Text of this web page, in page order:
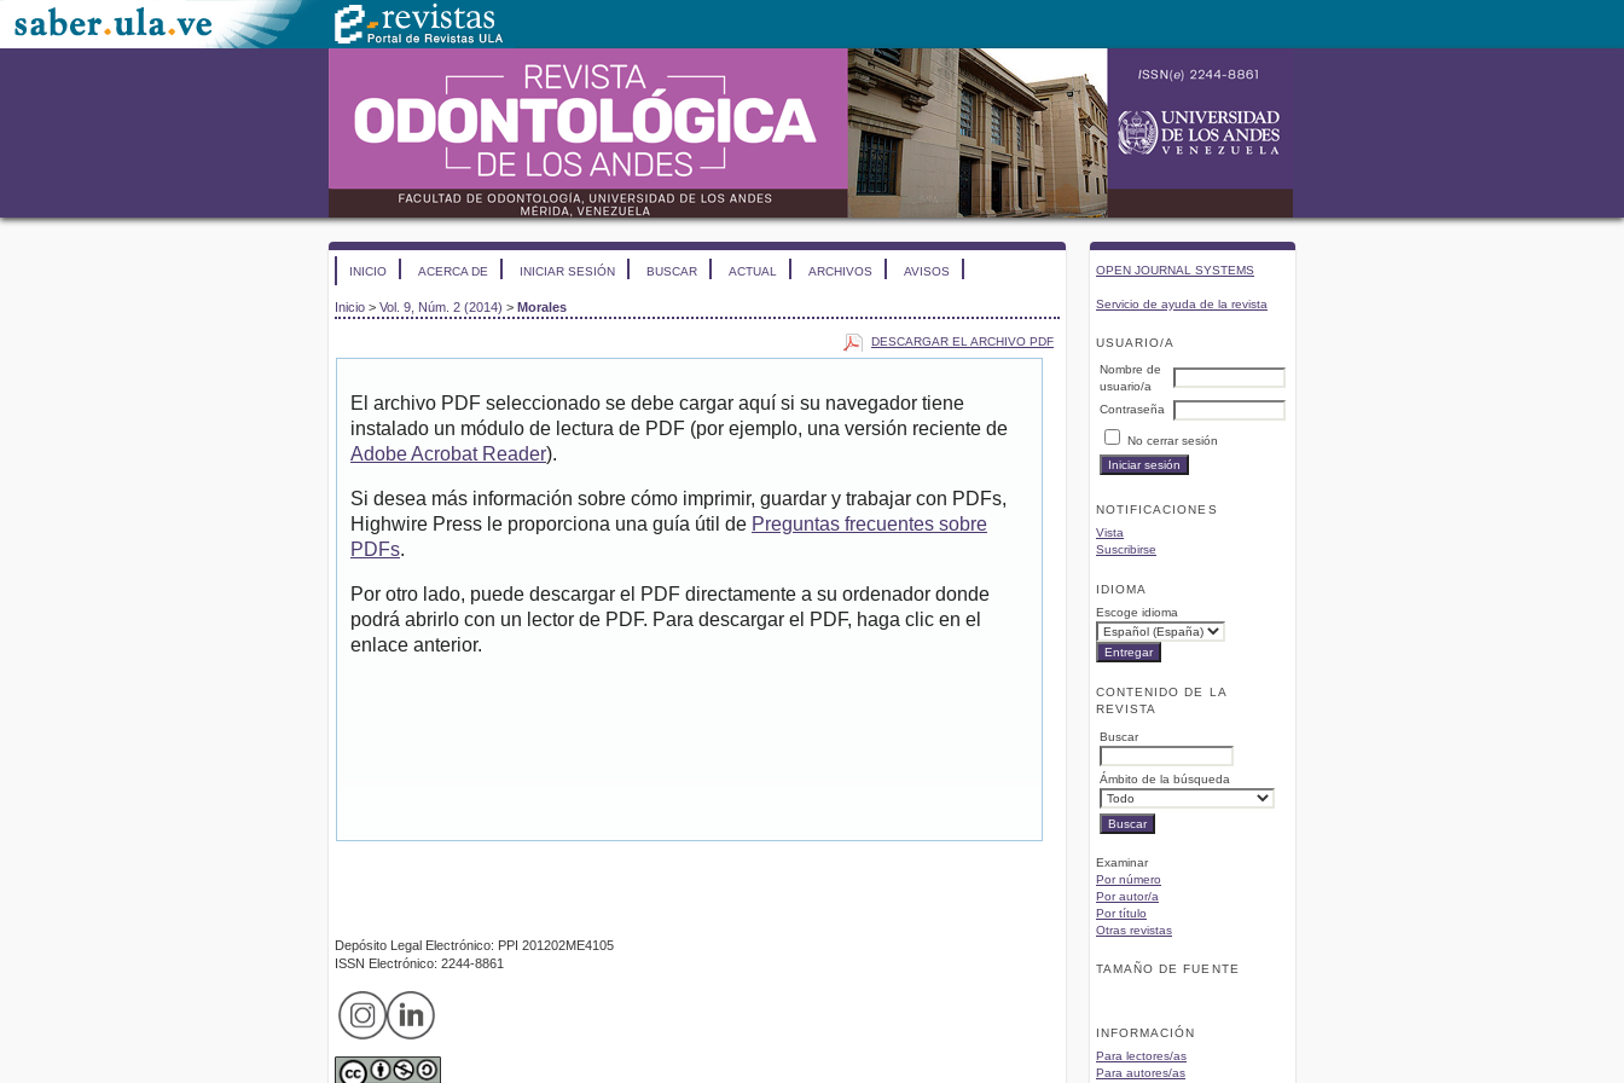
OPEN JOURNAL SYSTEMS
Servicio de ayuda de la revista
USUARIO/A
Nombre de
usuario/a
Contraseña
No cerrar sesión
NOTIFICACIONES
Vista
Suscribirse
IDIOMA
Escoge idioma
CONTENIDO DE LA
REVISTA
Buscar
Ámbito de la búsqueda
Examinar
Por número
Por autor/a
Por título
Otras revistas
TAMAÑO DE FUENTE
INFORMACIÓN
Para lectores/as
Para autores/as
INICIO ACERCA DE INICIAR SESIÓN BUSCAR ACTUAL ARCHIVOS AVISOS
Inicio > Vol. 9, Núm. 2 (2014) > Morales
DESCARGAR EL ARCHIVO PDF
El archivo PDF seleccionado se debe cargar aquí si su navegador tiene
instalado un módulo de lectura de PDF (por ejemplo, una versión reciente de
Adobe Acrobat Reader).
Si desea más información sobre cómo imprimir, guardar y trabajar con PDFs,
Highwire Press le proporciona una guía útil de Preguntas frecuentes sobre
PDFs.
Por otro lado, puede descargar el PDF directamente a su ordenador donde
podrá abrirlo con un lector de PDF. Para descargar el PDF, haga clic en el
enlace anterior.
Depósito Legal Electrónico: PPI 201202ME4105
ISSN Electrónico: 2244-8861